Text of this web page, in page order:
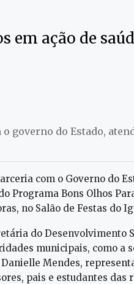
em ação de
governo do Estado,
com o Governo do
Programa Bons Olhos
no Salão de Festas do
do Desenvolvimento
municipais, como a
Mendes,
pais e estudantes das